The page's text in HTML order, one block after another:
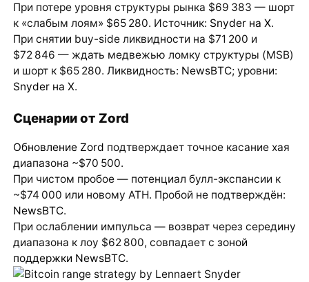
При потере уровня структуры рынка $69 383 — шорт
к «слабым лоям» $65 280. Источник: Snyder на X.
При снятии buy-side ликвидности на $71 200 и
$72 846 — ждать медвежью ломку структуры (MSB)
и шорт к $65 280. Ликвидность: NewsBTC; уровни:
Snyder на X.
Сценарии от Zord
Обновление Zord подтверждает точное касание хая
диапазона ~$70 500.
При чистом пробое — потенциал булл-экспансии к
~$74 000 или новому ATH. Пробой не подтверждён:
NewsBTC.
При ослаблении импульса — возврат через середину
диапазона к лоу $62 800, совпадает с зоной
поддержки NewsBTC.